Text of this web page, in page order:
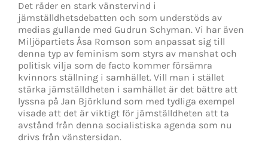
Det råder en stark vänstervind i
jämställdhetsdebatten och som understöds av
medias gullande med Gudrun Schyman. Vi har även
Miljöpartiets Åsa Romson som anpassat sig till
denna typ av feminism som styrs av manshat och
politisk vilja som de facto kommer försämra
kvinnors ställning i samhället. Vill man i stället
stärka jämställdheten i samhället är det bättre att
lyssna på Jan Björklund som med tydliga exempel
visade att det är viktigt för jämställdheten att ta
avstånd från denna socialistiska agenda som nu
drivs från vänstersidan.